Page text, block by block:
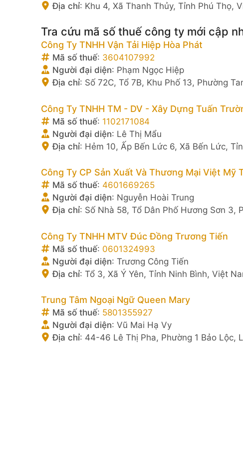
Địa chỉ: Khu 4, Xã Thanh Thủy, Tỉnh Phú Thọ,
Tra cứu mã số thuế công ty mới cập
Công Ty TNHH Vận Tải Hiệp Hòa Phát
Mã số thuế: 3604107992
Người đại diện: Phạm Ngọc Hiệp
Địa chỉ: Số 72C, Tổ 7B, Khu Phố 13, Phường
Công Ty TNHH TM - DV - Xây Dựng Tuấn
Mã số thuế: 1102171084
Người đại diện: Lê Thị Mẩu
Địa chỉ: Hẻm 10, Ấp Bến Lức 6, Xã Bến Lức,
Công Ty CP Sản Xuất Và Thương Mại Việt Mỹ
Mã số thuế: 4601669265
Người đại diện: Nguyễn Hoài Trung
Địa chỉ: Số Nhà 58, Tổ Dân Phố Hương Sơn 3,
Công Ty TNHH MTV Đúc Đồng Trương Tiến
Mã số thuế: 0601324993
Người đại diện: Trương Công Tiến
Địa chỉ: Tổ 3, Xã Ý Yên, Tỉnh Ninh Bình, Việt
Trung Tâm Ngoại Ngữ Queen Mary
Mã số thuế: 5801355927
Người đại diện: Vũ Mai Hạ Vy
Địa chỉ: 44-46 Lê Thị Pha, Phường 1 Bảo Lộc,